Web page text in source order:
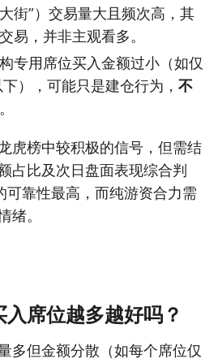
街”）交易量大且频次高，其
易，并非主观看多。
构专用席位买入金额过小（如仅
），可能只是建仓行为， 不
。
虎榜中较积极的信号，但需结
占比及次日盘面表现综合判
可靠性最高，而纯游资合力需
绪。
席位越多越好吗？
多但金额分散（如每个席位仅